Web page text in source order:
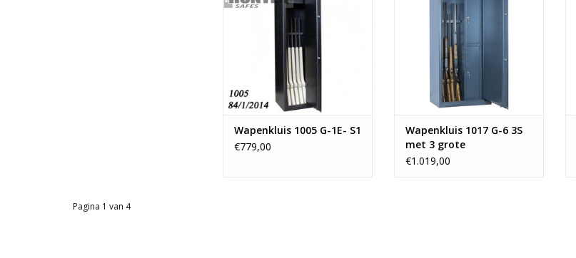
- Vanaf 93 kilo
TOEVOEGEN AAN WINKELWAGEN
Wapenkluis 1005 G-1E- S1
€779,00
- Vanaf 122 kg
TOEVOEGEN AAN WINKELWAGEN
Wapenkluis 1017 G-6 3S
met 3 grote
binnenkluizen
€1.019,00
Pagina 1 van 4